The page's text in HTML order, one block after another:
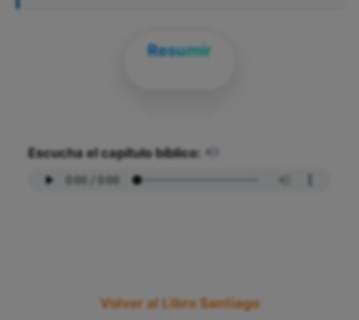
Resumir
Escucha el capítulo bíblico:
Volver al Libro Santiago